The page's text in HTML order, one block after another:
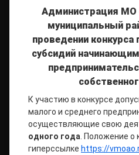
Администрация МО
муниципальный
проведении
субсидий
К участию в конкурсе
малого и среднего
осуществляющие свою
одного года . Положение
гиперссылке https://